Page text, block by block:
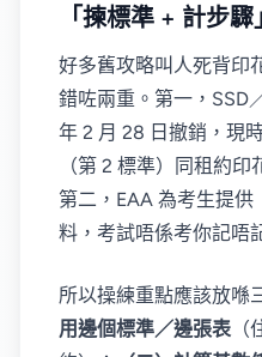
「揀標準 + 計步驟」
好多舊攻略叫人死背
錯咗兩重。第一，SSD
年 2 月 28 日撤銷，現
（第 2 標準）同租約
第二，EAA 為考生提
料，考試唔係考你記唔
所以操練重點應該放喺
用邊個標準／邊張表（